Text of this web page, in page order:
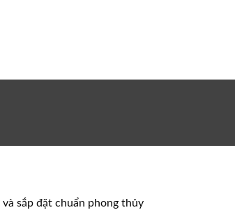
sắp đặt chuẩn phong thủy